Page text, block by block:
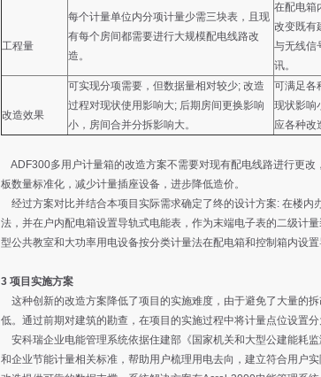
工程量
每个计量单位内分项计量少需三块表，且现
有每个房间都需要进行大规模配电线路改
造。
在配电箱
改变既有
与无线信
讯。
改造效果
可实现分项需要，但数据量相对较少; 改造
过程对现状使用影响大; 后期房间更换影响
小，房间合并分拆影响大。
可满足各
现状影响
应各种改
ADF300多用户计量箱的改造方案不需要对现有配电线路进行更
板数量标准化，减少计量插座设备，进步降低造价。
经过方案对比并结合本项目实际需求确定了终的设计方案: 在楼内
法，并在户内配电箱设置导轨式电能表，作为末端电子表的二级计
型公共教室和大功率用电设备按分类计量法在配电箱和控制箱内设置
3 项目实施方案
这种创新的改造方案降低了项目的实施难度，由于避免了大量的
低。通过前期对建筑的勘查，在项目的实施过程中将计量点位设置
安科瑞企业电能管理系统依据住建部《国家机关和大型公建能耗
和企业节能计量相关标准，帮助用户梳理用电去向，建立符合用户